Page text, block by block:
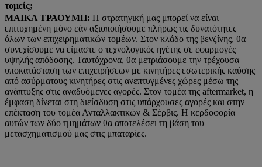
τομείς;
ΜΑΙΚΛ ΤΡΑΟΥΜΠ: Η στρατηγική μας μπορεί να είναι
επιτυχημένη μόνο εάν αξιοποιήσουμε πλήρως τις δυνατότητες
όλων των επιχειρηματικών τομέων. Στον κλάδο της βενζίνης, θα
συνεχίσουμε να είμαστε ο τεχνολογικός ηγέτης σε εφαρμογές
υψηλής απόδοσης. Ταυτόχρονα, θα μετριάσουμε την τρέχουσα
υποκατάσταση των επιχειρήσεων με κινητήρες εσωτερικής καύσης
από ασύρματους κινητήρες στις ανεπτυγμένες χώρες μέσω της
ανάπτυξης στις αναδυόμενες αγορές. Στον τομέα της aftermarket, η
έμφαση δίνεται στη διείσδυση στις υπάρχουσες αγορές και στην
επέκταση του τομέα Ανταλλακτικών & Σέρβις. Η κερδοφορία
αυτών των δύο τμημάτων θα αποτελέσει τη βάση του
μετασχηματισμού μας στις μπαταρίες.